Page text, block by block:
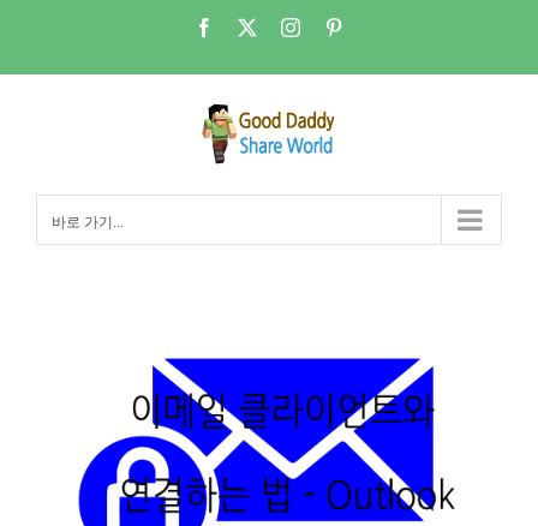
츠
Facebook Instagram
바로 가기...